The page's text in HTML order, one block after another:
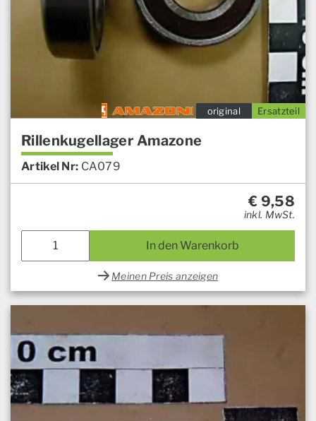
Ersatzteil
original
Rillenkugellager Amazone
Artikel Nr: CA079
€ 9,58
inkl. MwSt.
In den Warenkorb
Meinen Preis anzeigen